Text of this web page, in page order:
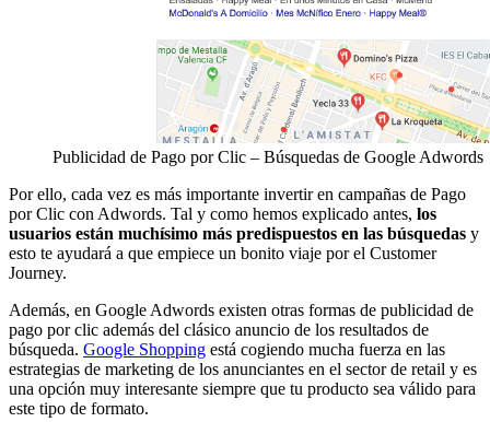
Publicidad de Pago por Clic – Búsquedas de Google Adwords
Por ello, cada vez es más importante invertir en campañas de Pago
por Clic con Adwords. Tal y como hemos explicado antes, los
usuarios están muchísimo más predispuestos en las búsquedas y
esto te ayudará a que empiece un bonito viaje por el Customer
Journey.
Además, en Google Adwords existen otras formas de publicidad de
pago por clic además del clásico anuncio de los resultados de
búsqueda. Google Shopping está cogiendo mucha fuerza en las
estrategias de marketing de los anunciantes en el sector de retail y es
una opción muy interesante siempre que tu producto sea válido para
este tipo de formato.